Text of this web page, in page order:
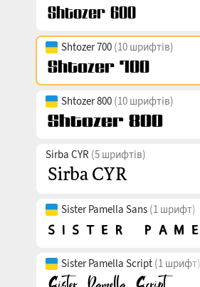
Shtozer 700 (10 шрифтів)
Shtozer 800 (10 шрифтів)
Sirba CYR (5 шрифтів)
Sister Pamella Sans (1 шрифт)
Sister Pamella Script (1 шрифт)